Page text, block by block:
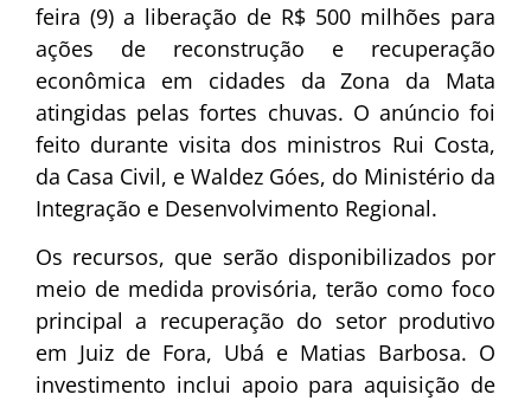
feira (9) a liberação de R$ 500 milhões para
ações de reconstrução e recuperação
econômica em cidades da Zona da Mata
atingidas pelas fortes chuvas. O anúncio foi
feito durante visita dos ministros Rui Costa,
da Casa Civil, e Waldez Góes, do Ministério da
Integração e Desenvolvimento Regional.
Os recursos, que serão disponibilizados por
meio de medida provisória, terão como foco
principal a recuperação do setor produtivo
em Juiz de Fora, Ubá e Matias Barbosa. O
investimento inclui apoio para aquisição de